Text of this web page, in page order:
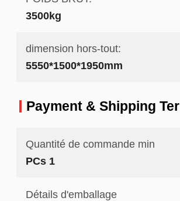
3500kg
dimension hors-tout:
5550*1500*1950mm
Payment & Shipping
Quantité de commande min
PCs 1
Détails d'emballage